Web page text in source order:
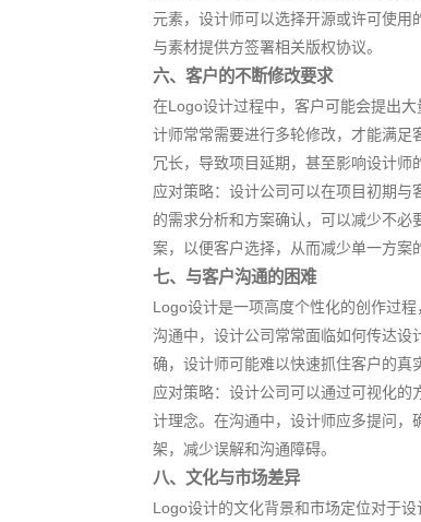
元素，设计师可以选择开源或许可使
与素材提供方签署相关版权协议。
六、客户的不断修改要求
在Logo设计过程中，客户可能会提出
计师常常需要进行多轮修改，才能满
冗长，导致项目延期，甚至影响设计师
应对策略：设计公司可以在项目初期与
的需求分析和方案确认，可以减少不
案，以便客户选择，从而减少单一方案
七、与客户沟通的困难
Logo设计是一项高度个性化的创作过
沟通中，设计公司常常面临如何传达设
确，设计师可能难以快速抓住客户的真
应对策略：设计公司可以通过可视化
计理念。在沟通中，设计师应多提问
架，减少误解和沟通障碍。
八、文化与市场差异
Logo设计的文化背景和市场定位对于